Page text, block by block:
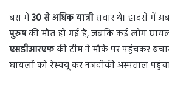
बस में30 से अधिक यात्रीसवार थे। हादसे में
पुरुषकी मौत हो गई है, जबकि कई लोग
एसडीआरएफकी टीम ने मौके पर पहुंचकर
घायलों को रेस्क्यू कर नजदीकी अस्पताल